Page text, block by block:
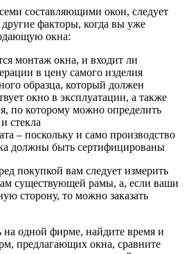
составляющими окон, следует
факторы, когда вы уже
окна:
монтаж окна, и входит ли
в цену самого изделия
образца, который должен
окно в эксплуатации, а также
по которому можно определить
стекла
– поскольку и само производство
должны быть сертифицированы
покупкой вам следует измерить
существующей рамы, а, если ваши
сторону, то можно заказать
на одной фирме, найдите время и
предлагающих окна, сравните